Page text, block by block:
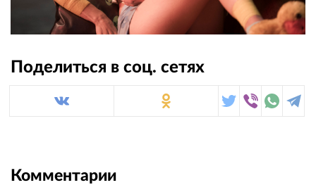
Поделиться в соц. сетях
Комментарии